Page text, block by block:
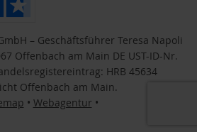
– Geschäftsführer Teresa Napoli
Offenbach am Main DE UST-ID-Nr.
HRB 45634
Offenbach am Main.
• Webagentur •